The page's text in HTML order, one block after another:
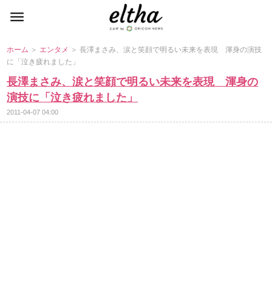
ホーム ＞ エンタメ ＞ 長澤まさみ、涙と笑顔で明るい未来を表現 渾身の演技
に「泣き疲れました」
長澤まさみ、涙と笑顔で明るい未来を表現 渾身の
演技に「泣き疲れました」
2011-04-07 04:00